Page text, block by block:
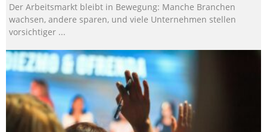
Der Arbeitsmarkt bleibt in Bewegung: Manche Branchen
wachsen, andere sparen, und viele Unternehmen stellen
vorsichtiger ...